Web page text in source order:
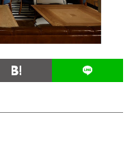
How to Drink Tequila
Tequila Map